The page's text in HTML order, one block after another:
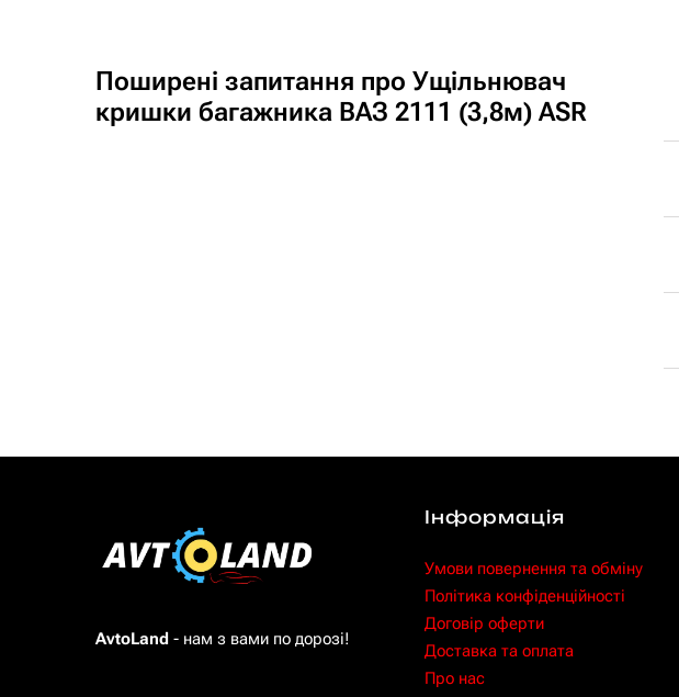
Поширені запитання про Ущільнювач
кришки багажника ВАЗ 2111 (3,8м) ASR
AvtoLand - нам з вами по дорозі!
Інформація
Умови повернення та обміну
Політика конфіденційності
Договір оферти
Доставка та оплата
Про нас